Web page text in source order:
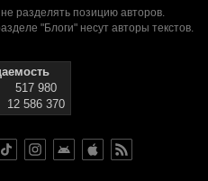
разделять позицию авторов.
"Блоги" несут авторы текстов.
517 980
12 586 370